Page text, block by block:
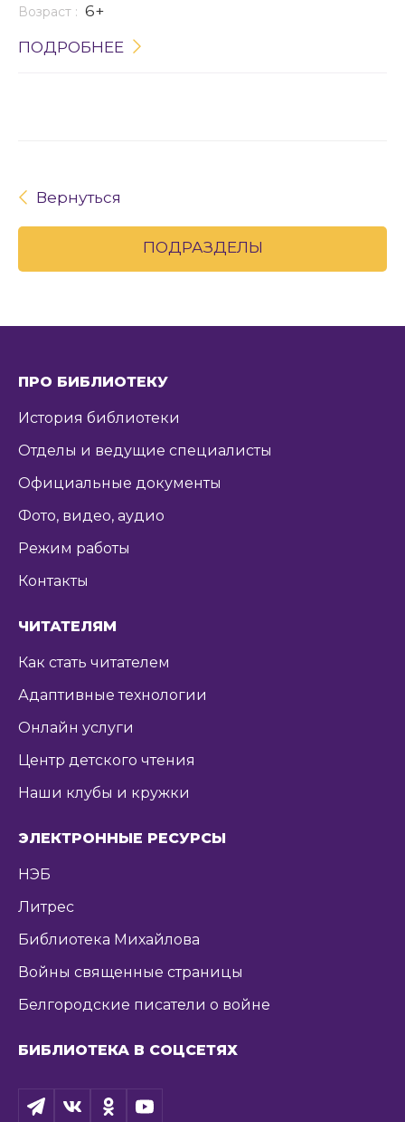
Возраст : 6+
ПОДРОБНЕЕ
Вернуться
ПОДРАЗДЕЛЫ
ПРО БИБЛИОТЕКУ
История библиотеки
Отделы и ведущие специалисты
Официальные документы
Фото, видео, аудио
Режим работы
Контакты
ЧИТАТЕЛЯМ
Как стать читателем
Адаптивные технологии
Онлайн услуги
Центр детского чтения
Наши клубы и кружки
ЭЛЕКТРОННЫЕ РЕСУРСЫ
НЭБ
Литрес
Библиотека Михайлова
Войны священные страницы
Белгородские писатели о войне
БИБЛИОТЕКА В СОЦСЕТЯХ